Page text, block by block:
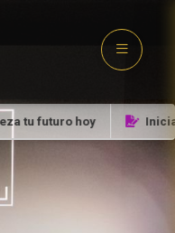
tu futuro hoy Inicia